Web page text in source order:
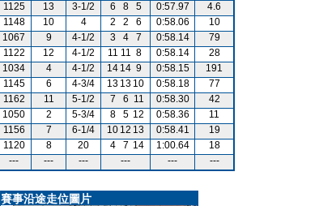
1125 13 3-1/2 6 8 5 0:57.97
4.6
1148 10 4 2 2 6 0:58.06
10
1067 9 4-1/2 3 4 7 0:58.14
79
1122 12 4-1/2 11 11 8 0:58.14
28
1034 4 4-1/2 14 14 9 0:58.15
191
1145 6 4-3/4 13 13 10 0:58.18
77
1162 11 5-1/2 7 6 11 0:58.30
42
1050 2 5-3/4 8 5 12 0:58.36
11
1156 7 6-1/4 10 12 13 0:58.41
19
1120 8 20 4 7 14 1:00.64
18
--- --- --- --- --- ---
賽事沿途走位圖片